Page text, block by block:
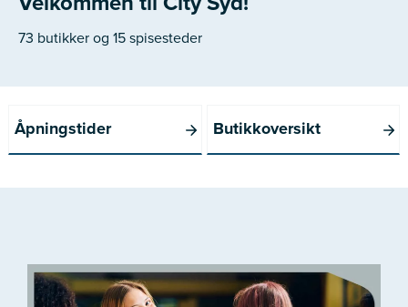
73 butikker og 15 spisesteder
Åpningstider Butikkoversikt